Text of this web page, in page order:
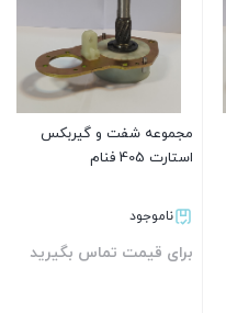
مجموعه شفت و گیربکس
استارت 405 فنام
ناموجود
برای قیمت تماس بگیرید